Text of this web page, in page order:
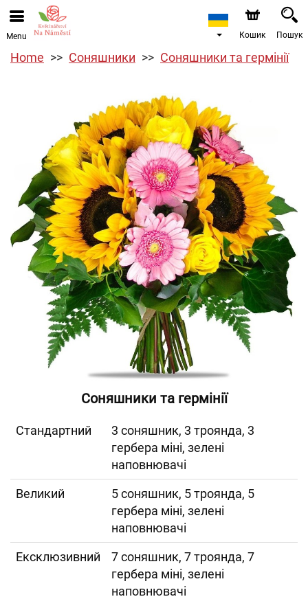
Menu Кошик Пошук
Home Соняшники Соняшники та гермінії
Соняшники та гермінії
Cтандартний
3 соняшник, 3 троянда, 3
гербера міні, зелені
наповнювачі
Великий
5 соняшник, 5 троянда, 5
гербера міні, зелені
наповнювачі
Ексклюзивний
7 соняшник, 7 троянда, 7
гербера міні, зелені
наповнювачі